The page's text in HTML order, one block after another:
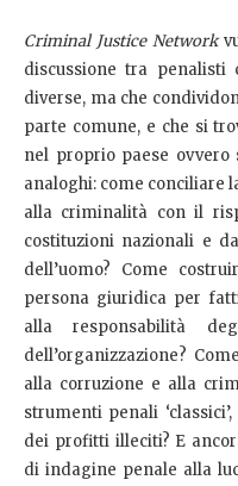
Criminal Justice Network
discussione tra
diverse, ma che
parte comune, e che si
nel proprio paese ovvero
analoghi: come conciliare
alla criminalità con il
costituzioni nazionali e
dell’uomo? Come
persona giuridica per
alla responsabilità
dell’organizzazione?
alla corruzione e alla
strumenti penali
dei profitti illeciti? E
di indagine penale alla